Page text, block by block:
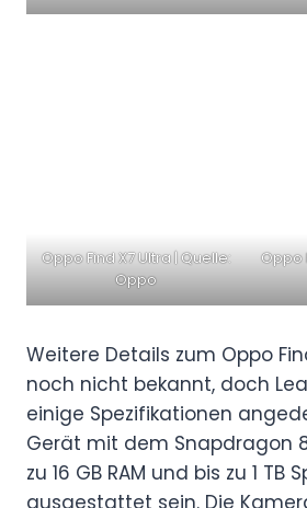
Oppo Find X7 Ultra | Quelle:
Oppo
Oppo
Weitere Details zum Oppo
noch nicht bekannt, doch
einige Spezifikationen
Gerät mit dem Snapdragon
zu 16 GB RAM und bis zu 1 TB
ausgestattet sein. Die